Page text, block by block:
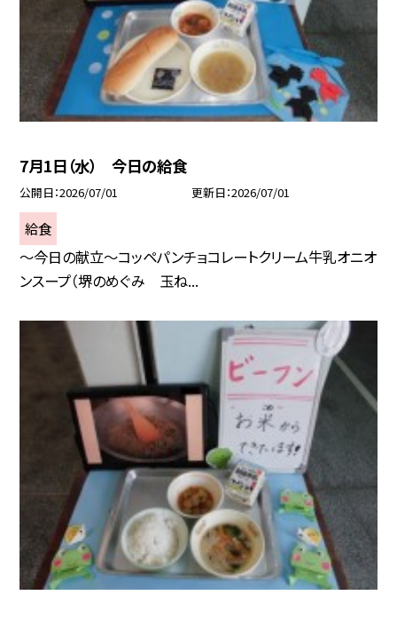
7月1日（水） 今日の給食
公開日 2026/07/01 更新日 2026/07/01
給食
～今日の献立～コッペパンチョコレートクリーム牛乳オニオ
ンスープ（堺のめぐみ 玉ね...